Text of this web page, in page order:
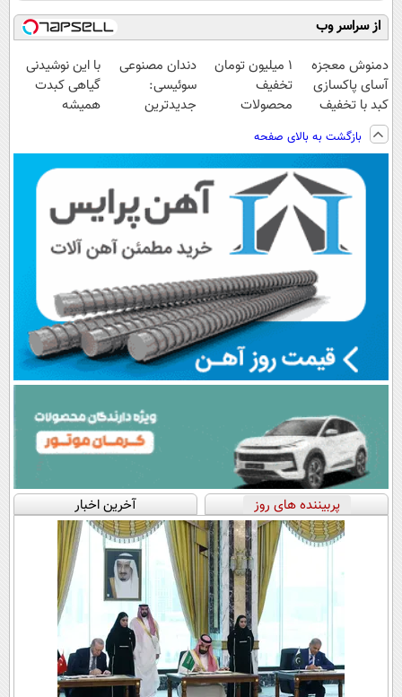
از سراسر وب
دمنوش معجزه
آسای پاکسازی
کبد با تخفیف
ویژه
۱ میلیون تومان
تخفیف
محصولات
نزدیک‌تر به
شروع کاهش
وزن
دندان مصنوعی
سوئیسی:
جدیدترین
پرداخت قسطی
با این نوشیدنی
گیاهی کبدت
همیشه
بازگشت به بالای صفحه
پربیننده های روز آخرین اخبار